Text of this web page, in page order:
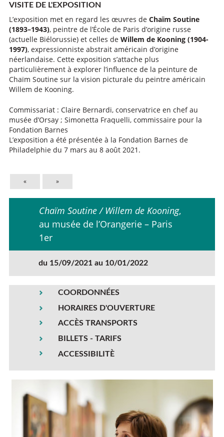
VISITE DE L'EXPOSITION
L’exposition met en regard les œuvres de Chaïm Soutine
(1893–1943), peintre de l’École de Paris d’origine russe
(actuelle Biélorussie) et celles de Willem de Kooning (1904-
1997), expressionniste abstrait américain d’origine
néerlandaise. Cette exposition s’attache plus
particulièrement à explorer l’influence de la peinture de
Chaïm Soutine sur la vision picturale du peintre américain
Willem de Kooning.
Commissariat : Claire Bernardi, conservatrice en chef au
musée d’Orsay ; Simonetta Fraquelli, commissaire pour la
Fondation Barnes
L’exposition a été présentée à la Fondation Barnes de
Philadelphie du 7 mars au 8 août 2021.
« »
Chaïm Soutine / Willem de Kooning,
au musée de l’Orangerie – Paris
1er
du 15/09/2021 au 10/01/2022
COORDONNÉES
HORAIRES D'OUVERTURE
ACCÈS TRANSPORTS
BILLETS - TARIFS
ACCESSIBILITÈ